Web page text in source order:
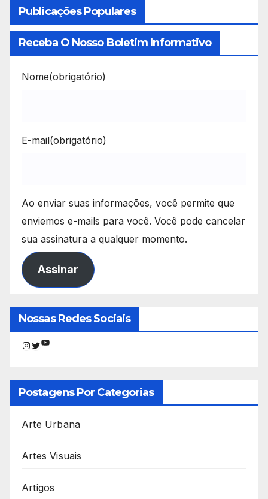
Publicações Populares
Receba O Nosso Boletim Informativo
Nome(obrigatório)
E-mail(obrigatório)
Ao enviar suas informações, você permite que
enviemos e-mails para você. Você pode cancelar
sua assinatura a qualquer momento.
Assinar
Nossas Redes Sociais
Instagram
Twitter
Youtube
Postagens Por Categorias
Arte Urbana
Artes Visuais
Artigos